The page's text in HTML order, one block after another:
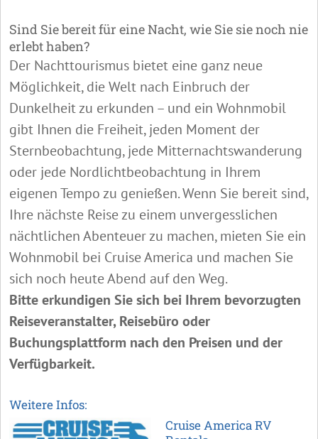
Sind Sie bereit für eine Nacht, wie Sie sie noch nie
erlebt haben?
Der Nachttourismus bietet eine ganz neue
Möglichkeit, die Welt nach Einbruch der
Dunkelheit zu erkunden – und ein Wohnmobil
gibt Ihnen die Freiheit, jeden Moment der
Sternbeobachtung, jede Mitternachtswanderung
oder jede Nordlichtbeobachtung in Ihrem
eigenen Tempo zu genießen. Wenn Sie bereit sind,
Ihre nächste Reise zu einem unvergesslichen
nächtlichen Abenteuer zu machen, mieten Sie ein
Wohnmobil bei Cruise America und machen Sie
sich noch heute Abend auf den Weg.
Bitte erkundigen Sie sich bei Ihrem bevorzugten
Reiseveranstalter, Reisebüro oder
Buchungsplattform nach den Preisen und der
Verfügbarkeit.
Weitere Infos:
Cruise America RV